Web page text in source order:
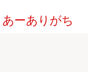
あーありがち